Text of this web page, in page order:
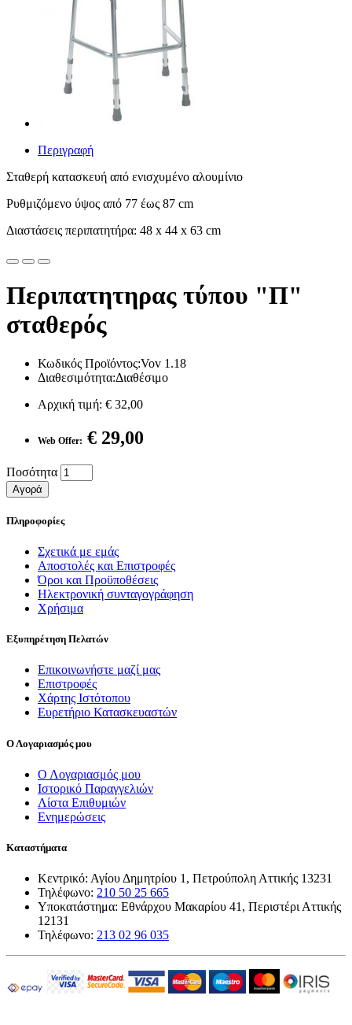
Περιγραφή
Σταθερή κατασκευή από ενισχυμένο αλουμίνιο
Ρυθμιζόμενο ύψος από 77 έως 87 cm
Διαστάσεις περιπατητήρα: 48 x 44 x 63 cm
Περιπατητηρας τύπου "Π"
σταθερός
Κωδικός Προϊόντος:Vov 1.18
Διαθεσιμότητα:Διαθέσιμο
Αρχική τιμή: € 32,00
Web Offer: € 29,00
Ποσότητα
Αγορά
Πληροφορίες
Σχετικά με εμάς
Αποστολές και Επιστροφές
Όροι και Προϋποθέσεις
Ηλεκτρονική συνταγογράφηση
Χρήσιμα
Εξυπηρέτηση Πελατών
Επικοινωνήστε μαζί μας
Επιστροφές
Χάρτης Ιστότοπου
Ευρετήριο Κατασκευαστών
Ο Λογαριασμός μου
Ο Λογαριασμός μου
Ιστορικό Παραγγελιών
Λίστα Επιθυμιών
Ενημερώσεις
Καταστήματα
Κεντρικό: Αγίου Δημητρίου 1, Πετρούπολη Αττικής 13231
Τηλέφωνο: 210 50 25 665
Υποκατάστημα: Εθνάρχου Μακαρίου 41, Περιστέρι Αττικής
12131
Τηλέφωνο: 213 02 96 035